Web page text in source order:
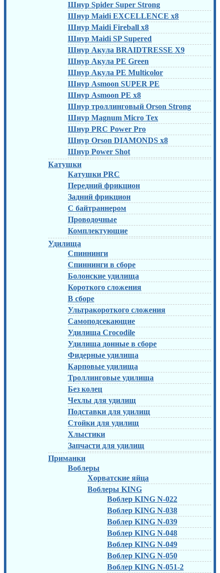
Шнур Spider Super Strong
Шнур Maidi EXCELLENCE x8
Шнур Maidi Fireball x8
Шнур Maidi SP Supered
Шнур Акула BRAIDTRESSE X9
Шнур Акула PE Green
Шнур Акула PE Multicolor
Шнур Asmoon SUPER PE
Шнур Asmoon PE x8
Шнур троллинговый Orson Strong
Шнур Magnum Micro Tex
Шнур PRC Power Pro
Шнур Orson DIAMONDS x8
Шнур Power Shot
Катушки
Катушки PRC
Передний фрикцион
Задний фрикцион
С байтраннером
Проводочные
Комплектующие
Удилища
Спиннинги
Спиннинги в сборе
Болонские удилища
Короткого сложения
В сборе
Ультракороткого сложения
Самоподсекающие
Удилища Crocodile
Удилища донные в сборе
Фидерные удилища
Карповые удилища
Троллинговые удилища
Без колец
Чехлы для удилищ
Подставки для удилищ
Стойки для удилищ
Хлыстики
Запчасти для удилищ
Приманки
Воблеры
Хорватские яйца
Воблеры KING
Воблер KING N-022
Воблер KING N-038
Воблер KING N-039
Воблер KING N-048
Воблер KING N-049
Воблер KING N-050
Воблер KING N-051-2